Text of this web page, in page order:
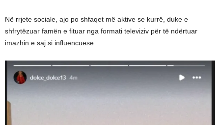
Në rrjete sociale, ajo po shfaqet më aktive se kurrë, duke e
shfrytëzuar famën e fituar nga formati televiziv për të ndërtuar
imazhin e saj si influencuese